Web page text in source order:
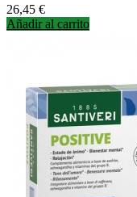
Precio
26,45 €
Añadir al carrito